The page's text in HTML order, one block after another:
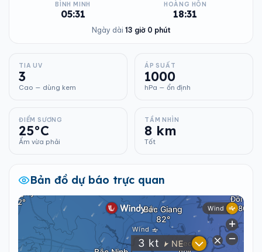
BÌNH MINH
05:31
HOÀNG HÔN
18:31
Ngày dài 13 giờ 0 phút
TIA UV
3
Cao — dùng kem
ÁP SUẤT
1000
hPa — ổn định
ĐIỂM SƯƠNG
25°C
Ẩm vừa phải
TẦM NHÌN
8 km
Tốt
Bản đồ dự báo trực quan